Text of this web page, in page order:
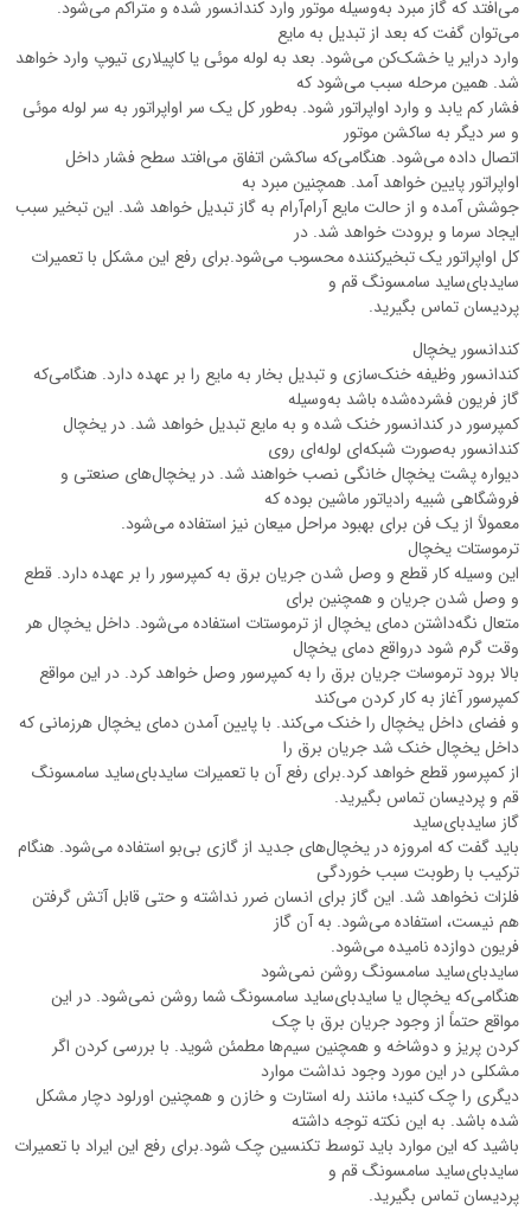
می‌افتد که گاز مبرد به‌وسیله موتور وارد کندانسور شده و متراکم می‌شود.
می‌توان گفت که بعد از تبدیل به مایع
وارد درایر یا خشک‌کن می‌شود. بعد به لوله موئی یا کاپیلاری تیوپ وارد خواهد
شد. همین مرحله سبب می‌شود که
فشار کم یابد و وارد اواپراتور شود. به‌طور کل یک سر اواپراتور به سر لوله موئی
و سر دیگر به ساکشن موتور
اتصال داده می‌شود. هنگامی‌که ساکشن اتفاق می‌افتد سطح فشار داخل
اواپراتور پایین خواهد آمد. همچنین مبرد به
جوشش آمده و از حالت مایع آرام‌آرام به گاز تبدیل خواهد شد. این تبخیر سبب
ایجاد سرما و برودت خواهد شد. در
کل اواپراتور یک تبخیرکننده محسوب می‌شود.برای رفع این مشکل با تعمیرات
سایدبای‌ساید سامسونگ قم و
پردیسان تماس بگیرید.
کندانسور یخچال
کندانسور وظیفه خنک‌سازی و تبدیل بخار به مایع را بر عهده دارد. هنگامی‌که
گاز فریون فشرده‌شده باشد به‌وسیله
کمپرسور در کندانسور خنک شده و به مایع تبدیل خواهد شد. در یخچال
کندانسور به‌صورت شبکه‌ای لوله‌ای روی
دیواره پشت یخچال خانگی نصب خواهند شد. در یخچال‌های صنعتی و
فروشگاهی شبیه رادیاتور ماشین بوده که
معمولاً از یک فن برای بهبود مراحل میعان نیز استفاده می‌شود.
ترموستات یخچال
این وسیله کار قطع و وصل شدن جریان برق به کمپرسور را بر عهده دارد. قطع
و وصل شدن جریان و همچنین برای
متعال نگه‌داشتن دمای یخچال از ترموستات استفاده می‌شود. داخل یخچال هر
وقت گرم شود درواقع دمای یخچال
بالا برود ترموسات جریان برق را به کمپرسور وصل خواهد کرد. در این مواقع
کمپرسور آغاز به کار کردن می‌کند
و فضای داخل یخچال را خنک می‌کند. با پایین آمدن دمای یخچال هرزمانی که
داخل یخچال خنک شد جریان برق را
از کمپرسور قطع خواهد کرد.برای رفع آن با تعمیرات سایدبای‌ساید سامسونگ
قم و پردیسان تماس بگیرید.
گاز سایدبای‌ساید
باید گفت که امروزه در یخچال‌های جدید از گازی بی‌بو استفاده می‌شود. هنگام
ترکیب با رطوبت سبب خوردگی
فلزات نخواهد شد. این گاز برای انسان ضرر نداشته و حتی قابل آتش گرفتن
هم نیست، استفاده می‌شود. به آن گاز
فریون دوازده نامیده می‌شود.
سایدبای‌ساید سامسونگ روشن نمی‌شود
هنگامی‌که یخچال یا سایدبای‌ساید سامسونگ شما روشن نمی‌شود. در این
مواقع حتماً از وجود جریان برق با چک
کردن پریز و دوشاخه و همچنین سیم‌ها مطمئن شوید. با بررسی کردن اگر
مشکلی در این مورد وجود نداشت موارد
دیگری را چک کنید؛ مانند رله استارت و خازن و همچنین اورلود دچار مشکل
شده باشد. به این نکته توجه داشته
باشید که این موارد باید توسط تکنسین چک شود.برای رفع این ایراد با تعمیرات
سایدبای‌ساید سامسونگ قم و
پردیسان تماس بگیرید.